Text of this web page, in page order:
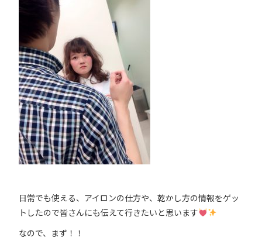
日常でも使える、アイロンの仕方や、乾かし方の情報をゲッ
トしたので皆さんにも伝えて行きたいと思います
なので、まず！！